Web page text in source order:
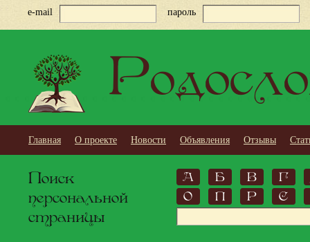
e-mail пароль
Главная О проекте Новости Объявления Отзывы
Поиск
персональной
страницы
А Б В
Г
О
П Р С